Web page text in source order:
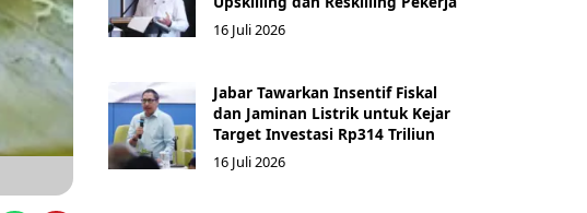
16 Juli 2026
Jabar Tawarkan Insentif Fiskal
dan Jaminan Listrik untuk Kejar
Target Investasi Rp314 Triliun
16 Juli 2026